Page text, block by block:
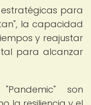
para
la capacidad
y reajustar
para alcanzar
son